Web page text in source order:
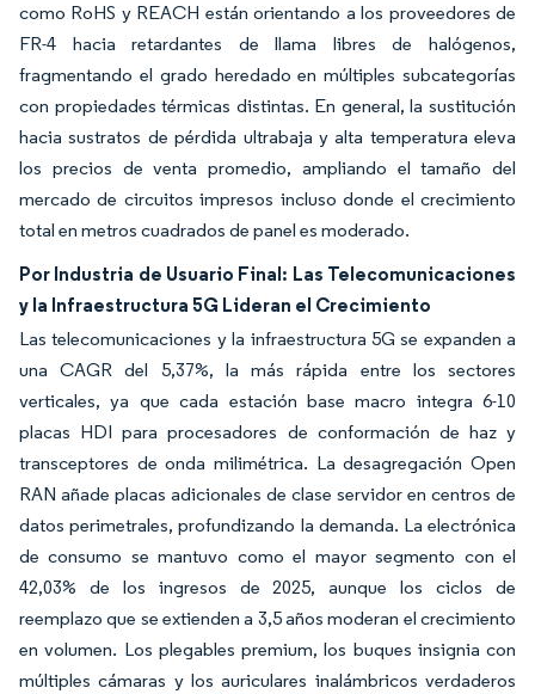
como RoHS y REACH están orientando a los proveedores de
FR-4 hacia retardantes de llama libres de halógenos,
fragmentando el grado heredado en múltiples subcategorías
con propiedades térmicas distintas. En general, la sustitución
hacia sustratos de pérdida ultrabaja y alta temperatura eleva
los precios de venta promedio, ampliando el tamaño del
mercado de circuitos impresos incluso donde el crecimiento
total en metros cuadrados de panel es moderado.
Por Industria de Usuario Final: Las Telecomunicaciones
y la Infraestructura 5G Lideran el Crecimiento
Las telecomunicaciones y la infraestructura 5G se expanden a
una CAGR del 5,37%, la más rápida entre los sectores
verticales, ya que cada estación base macro integra 6-10
placas HDI para procesadores de conformación de haz y
transceptores de onda milimétrica. La desagregación Open
RAN añade placas adicionales de clase servidor en centros de
datos perimetrales, profundizando la demanda. La electrónica
de consumo se mantuvo como el mayor segmento con el
42,03% de los ingresos de 2025, aunque los ciclos de
reemplazo que se extienden a 3,5 años moderan el crecimiento
en volumen. Los plegables premium, los buques insignia con
múltiples cámaras y los auriculares inalámbricos verdaderos